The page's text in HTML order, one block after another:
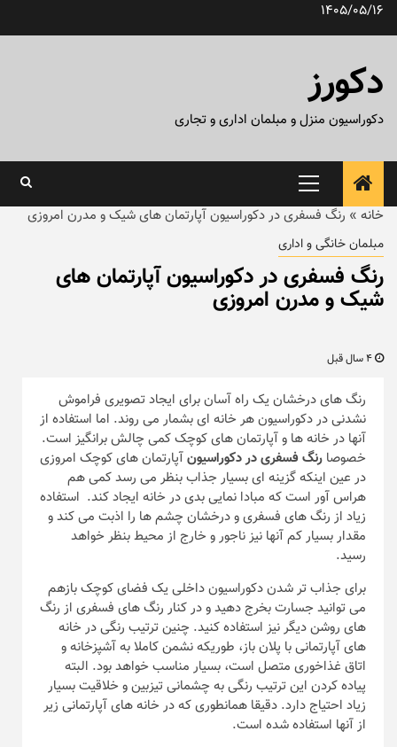
پرش1405/05/16
دکورز
دکوراسیون منزل و مبلمان اداری و تجاری
منوی
اصلی
خانه » رنگ فسفری در دکوراسیون آپارتمان های شیک و مدرن امروزی
مبلمان خانگی و اداری
رنگ فسفری در دکوراسیون آپارتمان های
شیک و مدرن امروزی
رنگ های درخشان یک راه آسان برای ایجاد تصویری فراموش
نشدنی در دکوراسیون هر خانه ای بشمار می روند. اما استفاده از
آنها در خانه ها و آپارتمان های کوچک کمی چالش برانگیز است.
خصوصا رنگ فسفری در دکوراسیونآپارتمان های کوچک امروزی
در عین اینکه گزینه ای بسیار جذاب بنظر می رسد کمی هم
هراس آور است که مبادا نمایی بدی در خانه ایجاد کند. استفاده
زیاد از رنگ های فسفری و درخشان چشم ها را اذبت می کند و
مقدار بسیار کم آنها نیز ناجور و خارج از محیط بنظر خواهد
رسید.
برای جذاب تر شدن دکوراسیون داخلی یک فضای کوچک بازهم
می توانید جسارت بخرج دهید و در کنار رنگ های فسفری از رنگ
های روشن دیگر نیز استفاده کنید. چنین ترتیب رنگی در خانه
های آپارتمانی با پلان باز، طوریکه نشمن کاملا به آشپزخانه و
اتاق غذاخوری متصل است، بسیار مناسب خواهد بود. البته
پیاده کردن این ترتیب رنگی به چشمانی تیزبین و خلاقیت بسیار
زیاد احتیاج دارد. دقیقا همانطوری که در خانه های آپارتمانی زیر
از آنها استفاده شده است.